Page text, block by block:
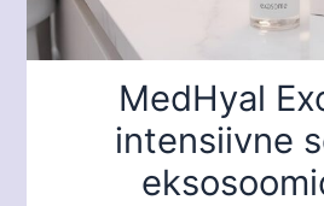
MedHyal
intensiivne